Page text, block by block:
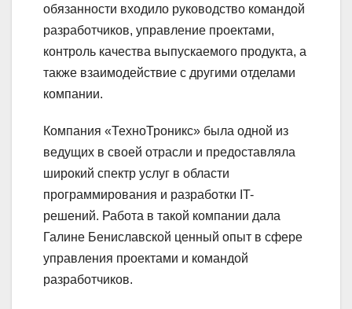
обязанности входило руководство командой
разработчиков, управление проектами,
контроль качества выпускаемого продукта, а
также взаимодействие с другими отделами
компании.
Компания «ТехноТроникс» была одной из
ведущих в своей отрасли и предоставляла
широкий спектр услуг в области
программирования и разработки IT-
решений. Работа в такой компании дала
Галине Бениславской ценный опыт в сфере
управления проектами и командой
разработчиков.